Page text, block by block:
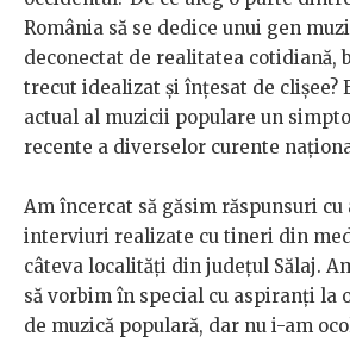
România să se dedice unui gen
deconectat de realitatea cotidiană,
trecut idealizat și înțesat de clișee?
actual al muzicii populare un
recente a diverselor curente
Am încercat să găsim răspunsuri
interviuri realizate cu tineri din
câteva localități din județul Sălaj.
să vorbim în special cu aspiranți la
de muzică populară, dar nu i-am